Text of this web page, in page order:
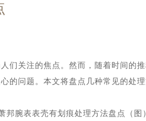
关注的焦点。然而，随着时间的
的问题。本文将盘点几种常见的处